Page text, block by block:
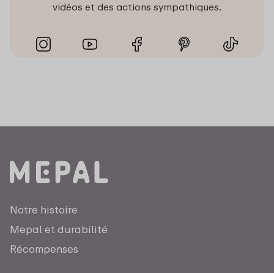
vidéos et des actions sympathiques.
Notre histoire
Mepal et durabilité
Récompenses